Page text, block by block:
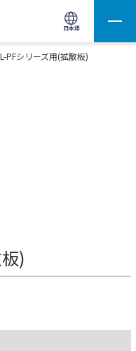
日本語
サイト内検索(Enterで実行)
PFシリーズ用(拡散板)
)